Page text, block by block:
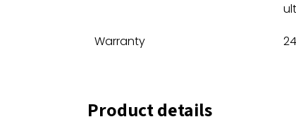
Warranty
Product details